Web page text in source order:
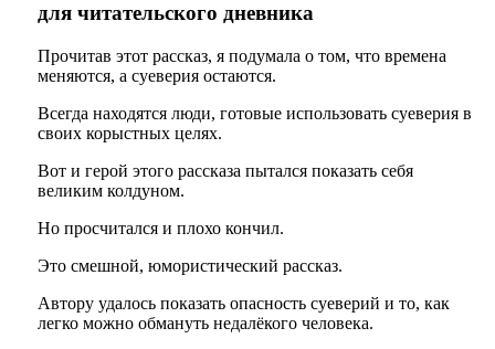
для читательского дневника
Прочитав этот рассказ, я подумала о том, что времена
меняются, а суеверия остаются.
Всегда находятся люди, готовые использовать суеверия в
своих корыстных целях.
Вот и герой этого рассказа пытался показать себя
великим колдуном.
Но просчитался и плохо кончил.
Это смешной, юмористический рассказ.
Автору удалось показать опасность суеверий и то, как
легко можно обмануть недалёкого человека.